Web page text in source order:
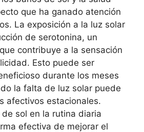
que ha ganado atención
La exposición a la luz solar
de serotonina, un
contribuye a la sensación
Esto puede ser
durante los meses
la falta de luz solar puede
afectivos estacionales.
sol en la rutina diaria
efectiva de mejorar el